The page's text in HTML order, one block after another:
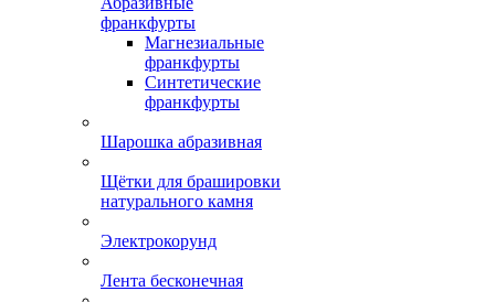
франкфурты
Магнезиальные
франкфурты
Синтетические
франкфурты
Шарошка абразивная
Щётки для брашировки
натурального камня
Электрокорунд
Лента бесконечная